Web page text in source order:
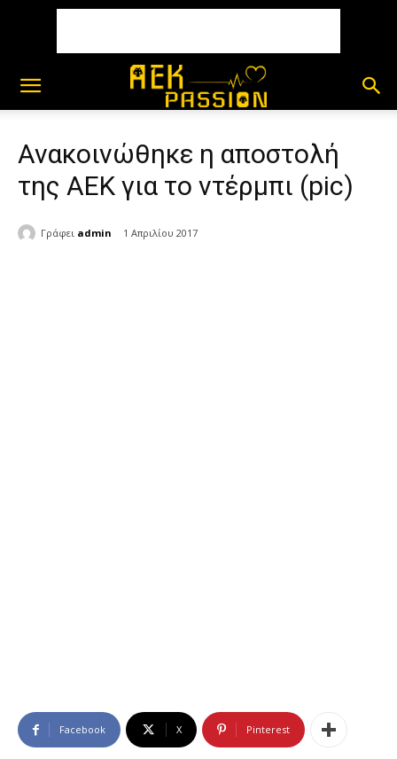
Ανακοινώθηκε η αποστολή
της ΑΕΚ για το ντέρμπι (pic)
Γράφει admin 1 Απριλίου 2017
Facebook X Pinterest